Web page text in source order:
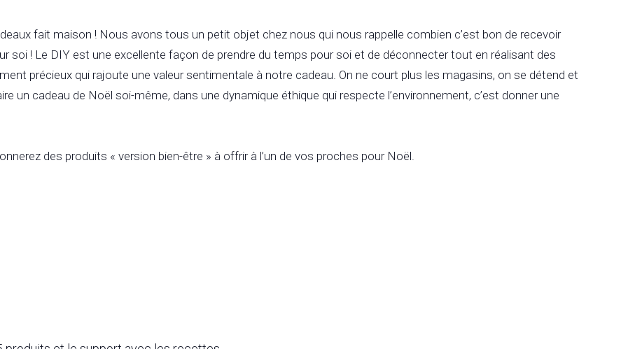
fait maison ! Nous avons tous un petit objet chez nous qui nous rappelle combien c’est bon de recevoir
soi ! Le DIY est une excellente façon de prendre du temps pour soi et de déconnecter tout en réalisant des
précieux qui rajoute une valeur sentimentale à notre cadeau. On ne court plus les magasins, on se détend et
un cadeau de Noël soi-même, dans une dynamique éthique qui respecte l’environnement, c’est donner une
des produits « version bien-être » à offrir à l’un de vos proches pour Noël.